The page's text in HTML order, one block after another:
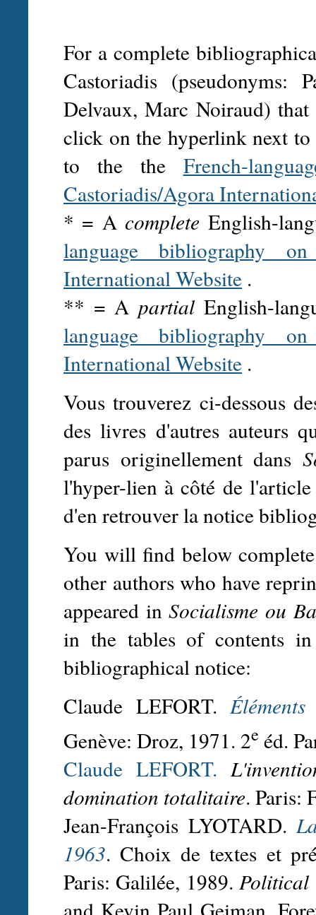
For a complete
Castoriadis (pseudonyms:
Delvaux, Marc Noiraud)
click on the hyperlink next
to the the French-
Castoriadis/Agora
* = A complete English-
language bibliography
International Website .
** = A partial English-
language bibliography
International Website .
Vous trouverez ci-dessous
des livres d'autres auteurs
parus originellement dans
l'hyper-lien à côté de
d'en retrouver la notice
You will find below
other authors who have
appeared inSocialisme ou
in the tables of contents
bibliographical notice:
Claude LEFORT.
Genève: Droz, 1971. 2e éd.
Claude LEFORT.
domination totalitaire. Paris:
Jean-François LYOTARD.
1963. Choix de textes et
Paris: Galilée, 1989. Political